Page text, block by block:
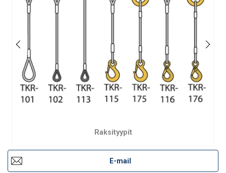
Raksityypit
E-mail